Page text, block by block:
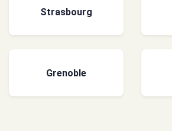
Strasbourg
Grenoble